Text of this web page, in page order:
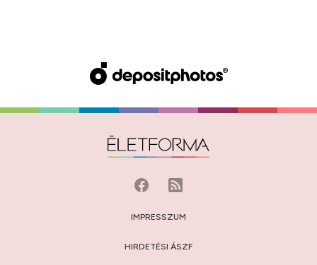
IMPRESSZUM
HIRDETÉSI ÁSZF